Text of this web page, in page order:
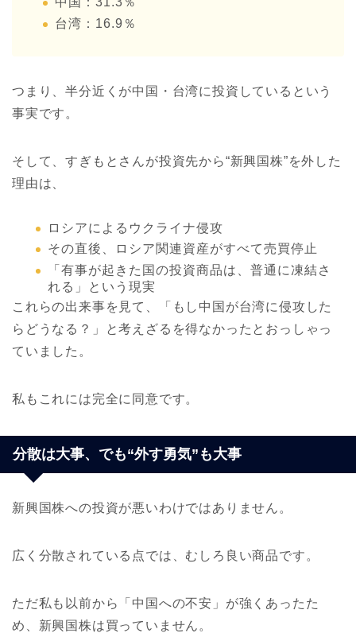
台湾：16.9％
つまり、半分近くが中国・台湾に投資しているという
事実です。
そして、すぎもとさんが投資先から“新興国株”を外した
理由は、
ロシアによるウクライナ侵攻
その直後、ロシア関連資産がすべて売買停止
「有事が起きた国の投資商品は、普通に凍結さ
れる」という現実
これらの出来事を見て、「もし中国が台湾に侵攻した
らどうなる？」と考えざるを得なかったとおっしゃっ
ていました。
私もこれには完全に同意です。
分散は大事、でも“外す勇気”も大事
新興国株への投資が悪いわけではありません。
広く分散されている点では、むしろ良い商品です。
ただ私も以前から「中国への不安」が強くあったた
め、新興国株は買っていません。